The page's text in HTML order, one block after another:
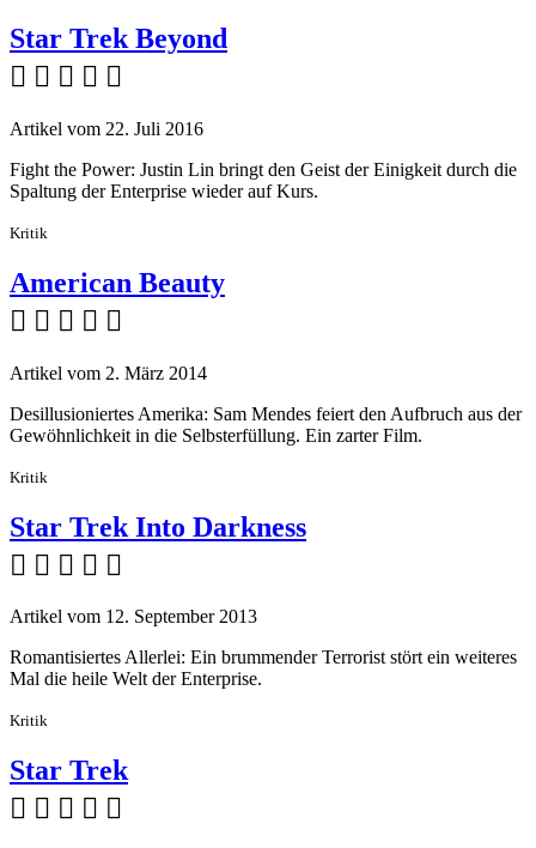
Star Trek Beyond
    
Artikel vom 22. Juli 2016
Fight the Power: Justin Lin bringt den Geist der Einigkeit durch die
Spaltung der Enterprise wieder auf Kurs.
Kritik
American Beauty
    
Artikel vom 2. März 2014
Desillusioniertes Amerika: Sam Mendes feiert den Aufbruch aus der
Gewöhnlichkeit in die Selbsterfüllung. Ein zarter Film.
Kritik
Star Trek Into Darkness
    
Artikel vom 12. September 2013
Romantisiertes Allerlei: Ein brummender Terrorist stört ein weiteres
Mal die heile Welt der Enterprise.
Kritik
Star Trek
    